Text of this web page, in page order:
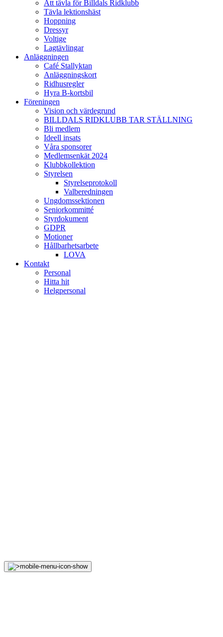
Att tävla för Billdals Ridklubb
Tävla lektionshäst
Hoppning
Dressyr
Voltige
Lagtävlingar
Anläggningen
Café Stallyktan
Anläggningskort
Ridhusregler
Hyra B-kortsbil
Föreningen
Vision och värdegrund
BILLDALS RIDKLUBB TAR STÄLLNING
Bli medlem
Ideell insats
Våra sponsorer
Medlemsenkät 2024
Klubbkollektion
Styrelsen
Styrelseprotokoll
Valberedningen
Ungdomssektionen
Seniorkommitté
Styrdokument
GDPR
Motioner
Hållbarhetsarbete
LOVA
Kontakt
Personal
Hitta hit
Helgpersonal